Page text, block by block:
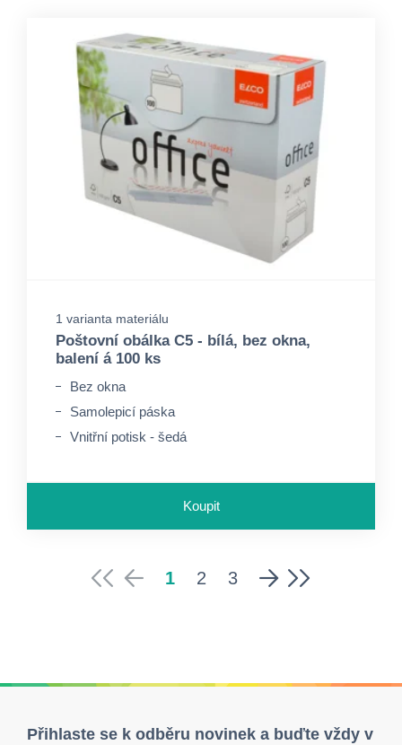
1 varianta materiálu
Poštovní obálka C5 - bílá, bez okna,
balení á 100 ks
Bez okna
Samolepicí páska
Vnitřní potisk - šedá
Koupit
1 2 3
Přihlaste se k odběru novinek a buďte vždy v